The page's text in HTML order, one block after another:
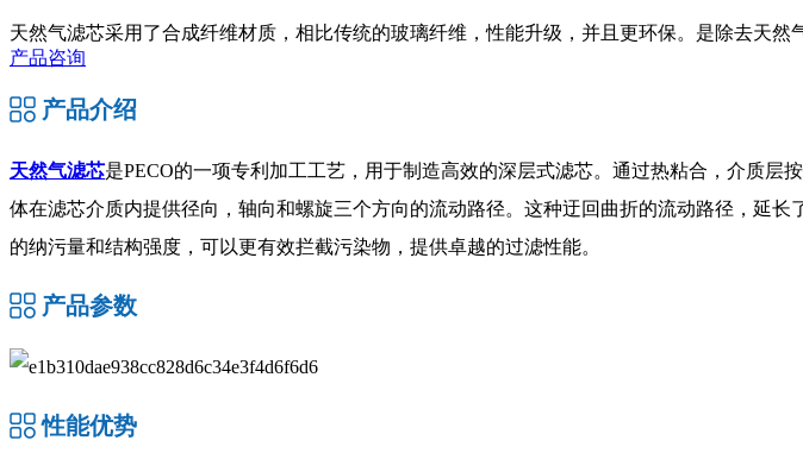
天然气滤芯采用了合成纤维材质，相比传统的玻璃纤维，性能升级，并且更环保。是除去天然
产品咨询
产品介绍
天然气滤芯是PECO的一项专利加工工艺，用于制造高效的深层式滤芯。通过热粘合，介质
体在滤芯介质内提供径向，轴向和螺旋三个方向的流动路径。这种迂回曲折的流动路径，延
的纳污量和结构强度，可以更有效拦截污染物，提供卓越的过滤性能。
产品参数
性能优势